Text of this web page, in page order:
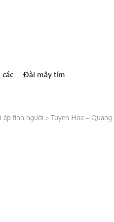
Đài mây tím
áp tình người> Tuyen Hoa – Quang